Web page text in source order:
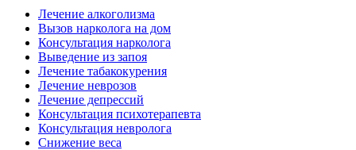
Лечение алкоголизма
Вызов нарколога на дом
Консультация нарколога
Выведение из запоя
Лечение табакокурения
Лечение неврозов
Лечение депрессий
Консультация психотерапевта
Консультация невролога
Снижение веса